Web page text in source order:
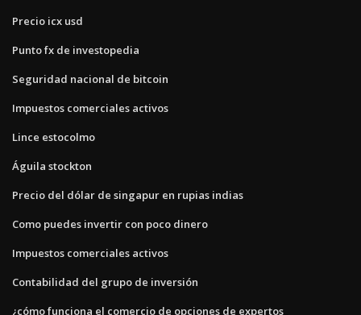
Precio icx usd
Punto fx de investopedia
Seguridad nacional de bitcoin
Impuestos comerciales activos
Lince estocolmo
Águila stockton
Precio del dólar de singapur en rupias indias
Como puedes invertir con poco dinero
Impuestos comerciales activos
Contabilidad del grupo de inversión
¿cómo funciona el comercio de opciones de expertos_